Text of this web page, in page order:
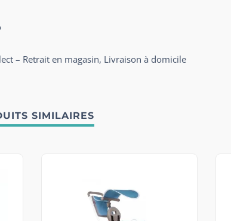
– Retrait en magasin, Livraison à domicile
SIMILAIRES